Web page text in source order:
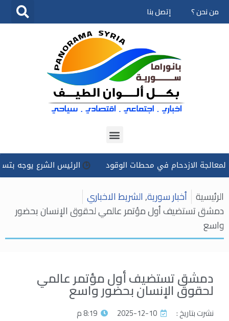
تخطى
من نحن ؟ إتصل بنا
الازدحام في محطات الوقود الرئيس الشرع يوجه بتسخير كل
الرئيسية أخبار سورية,الشريط الاخباري
دمشق تستضيف أول مؤتمر عالمي لحقوق الإنسان بحضور
واسع
دمشق تستضيف أول مؤتمر عالمي
لحقوق الإنسان بحضور واسع
نشرت بتاريخ : 2025-12-10 8:19 م